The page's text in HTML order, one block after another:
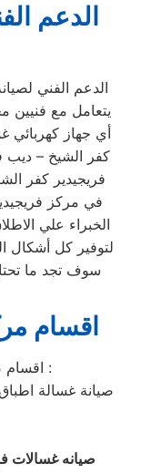
الدعم
الدعم الفني
يتعامل مع
أي جهاز كهربائي
كفر الشيخ – ديب
فريجيدير كفر
في مركز
الخبراء علي
لتوفير كل أشكال
سوف تجد ما
اقسام
اقسام صيانة شركة فريجيدير كفر الشيخ :
صيانه غسالات